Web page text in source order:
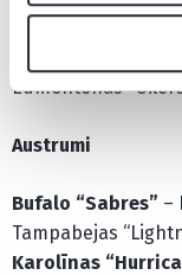
Vegasas “Golden
Edmontonas
Austrumi
Bufalo “Sabres” –
Tampabejas
Karolīnas